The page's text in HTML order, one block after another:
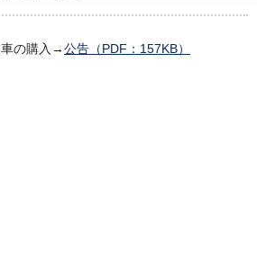
車の購入→公告（PDF：157KB）